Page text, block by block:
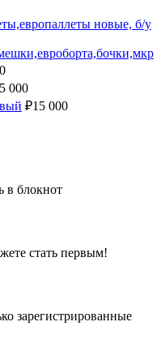
новые, б/у
000
₽15 000
в блокнот
стать первым!
зарегистрированные